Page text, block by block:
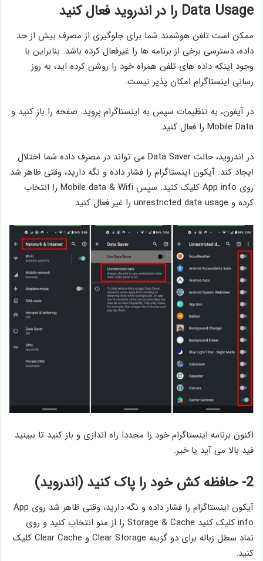
Data Usage را در اندروید فعال کنید
ممکن است تلفن هوشمند شما برای جلوگیری از مصرف بیش از حد
داده، دسترسی برخی از برنامه ها را غیرفعال کرده باشد. بنابراین با
وجود اینکه داده های تلفن همراه خود را روشن کرده اید، به روز
رسانی اینستاگرام امکان پذیر نیست.
در آیفون، به تنظیمات سپس به اینستاگرام بروید. صفحه را باز کنید و
Mobile Data را فعال کنید.
در اندروید، حالت Data Saver می ‌تواند در مصرف داده شما اختلال
ایجاد کند. آیکون اینستاگرام را فشار داده و نگه دارید، وقتی ظاهر شد
روی App info کلیک کنید. سپس Mobile data & Wifi را انتخاب
کرده و unrestricted data usage را غیر فعال کنید.
اکنون برنامه اینستاگرام خود را مجددا راه اندازی و باز کنید تا ببینید
فید بالا می آید یا خیر.
2- حافظه کش خود را پاک کنید (اندروید)
آیکون اینستاگرام را فشار داده و نگه دارید، وقتی ظاهر شد روی App
info کلیک کنید Storage & Cache را از منو انتخاب کنید و روی
نماد سطل زباله برای دو گزینه Clear Storage و Clear Cache کلیک
کنید.